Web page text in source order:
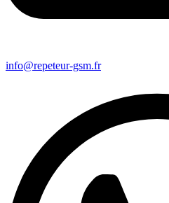
info@repeteur-gsm.fr